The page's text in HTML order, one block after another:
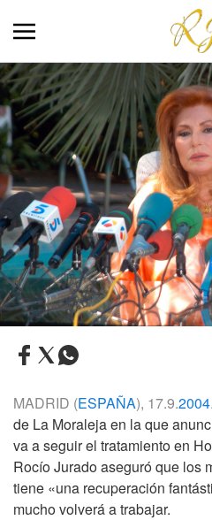
MADRID (ESPAÑA), 17.9.2004.
de La Moraleja en la que
va a seguir el tratamiento en
Rocío Jurado aseguró que los
tiene «una recuperación
mucho volverá a trabajar.